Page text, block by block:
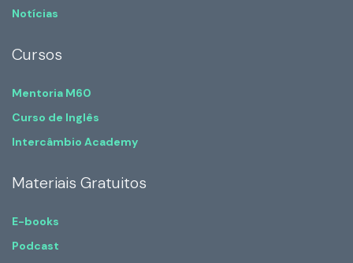
Notícias
Cursos
Mentoria M60
Curso de Inglês
Intercâmbio Academy
Materiais Gratuitos
E-books
Podcast